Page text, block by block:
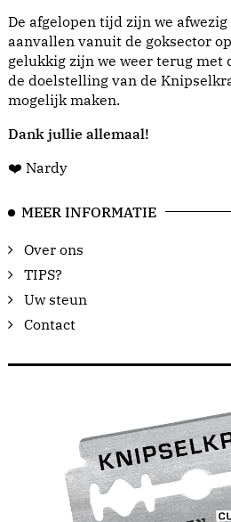
De afgelopen tijd zijn we
aanvallen vanuit de goksector
gelukkig zijn we weer terug met
de doelstelling van de
mogelijk maken.
Dank jullie allemaal!
❤️ Nardy
MEER INFORMATIE
Over ons
TIPS?
Uw steun
Contact